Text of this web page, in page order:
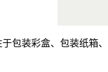
包装彩盒、包装纸箱